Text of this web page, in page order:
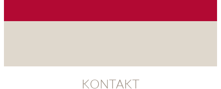
KONTAKT